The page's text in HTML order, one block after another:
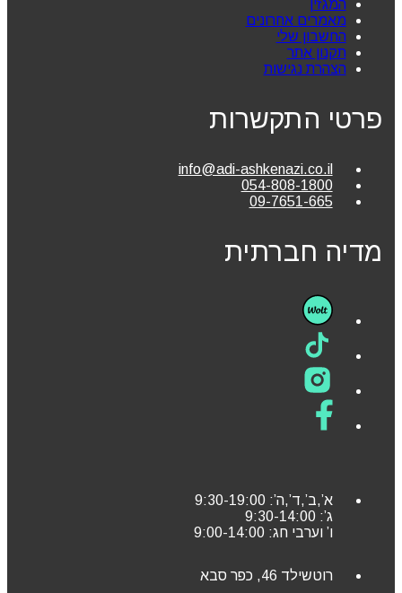
המגזין
מאמרים אחרונים
החשבון שלי
תקנון אתר
הצהרת נגישות
פרטי התקשרות
info@adi-ashkenazi.co.il
054-808-1800
09-7651-665
מדיה חברתית
א’,ב’,ד’,ה’: 9:30-19:00
ג’: 9:30-14:00
ו’ וערבי חג: 9:00-14:00
רוטשילד 46, כפר סבא